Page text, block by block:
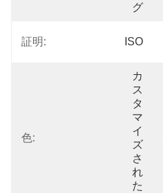
グ
証明: ISO
色:
カ
ス
タ
マ
イ
ズ
さ
れ
た